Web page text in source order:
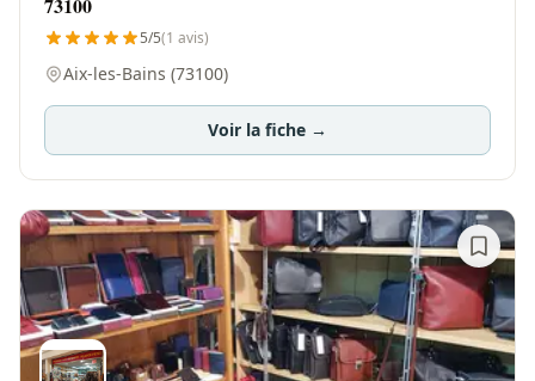
5/5(1 avis)
Aix-les-Bains (73100)
Voir la fiche →